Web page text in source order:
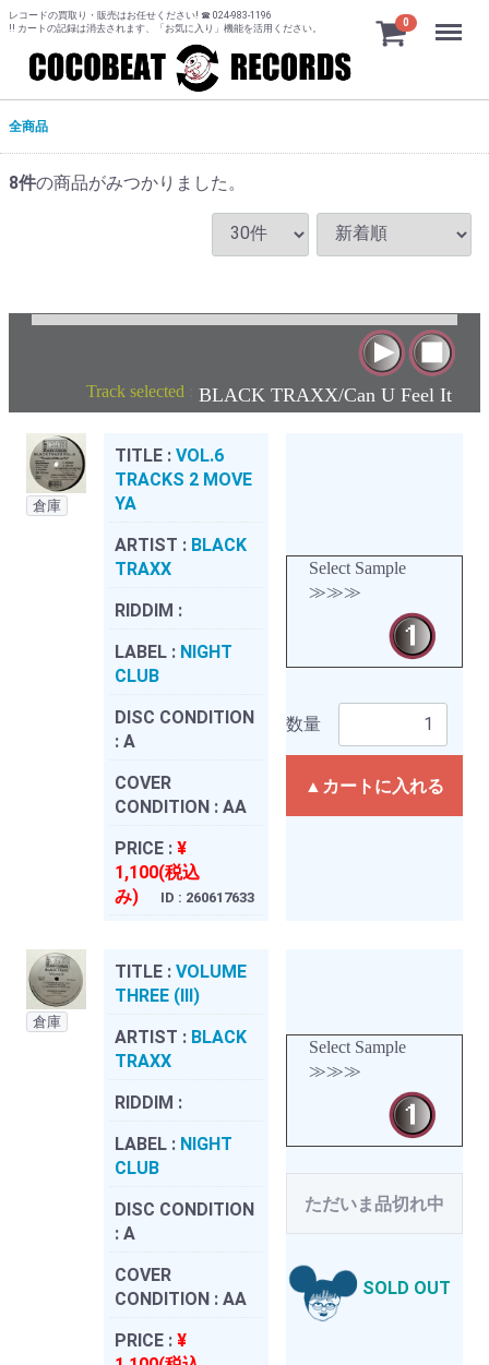
レコードの買取り・販売はお任せください! ☎ 024-983-1196
!! カートの記録は消去されます、「お気に入り」機能を活用ください。
0 Menu
全商品
8件の商品がみつかりました。
Track selected : BLACK TRAXX/Can U Feel It
倉庫
TITLE : VOL.6
TRACKS 2 MOVE
YA
ARTIST : BLACK
TRAXX
RIDDIM :
LABEL : NIGHT
CLUB
DISC CONDITION
: A
COVER
CONDITION : AA
PRICE : ¥
1,100(税込
み)
ID : 260617633
Select Sample
≫≫≫
数量
▲カートに入れる
倉庫
TITLE : VOLUME
THREE (III)
ARTIST : BLACK
TRAXX
RIDDIM :
LABEL : NIGHT
CLUB
DISC CONDITION
: A
COVER
CONDITION : AA
PRICE : ¥
Select Sample
≫≫≫
ただいま品切れ中
SOLD OUT